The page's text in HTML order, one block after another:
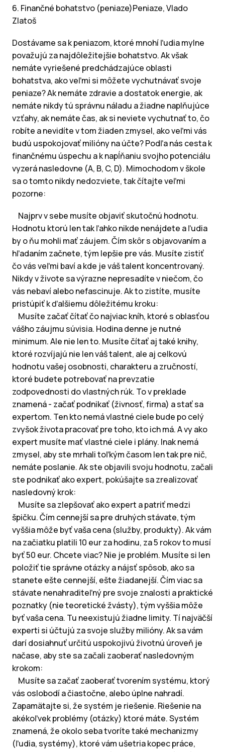
6. Finančné bohatstvo (peniaze)Peniaze, Vlado
Zlatoš
Dostávame sa k peniazom, ktoré mnohí ľudia mylne
považujú za najdôležitejšie bohatstvo. Ak však
nemáte vyriešené predchádzajúce oblasti
bohatstva, ako veľmi si môžete vychutnávať svoje
peniaze? Ak nemáte zdravie a dostatok energie, ak
nemáte nikdy tú správnu náladu a žiadne naplňujúce
vzťahy, ak nemáte čas, ak si neviete vychutnať to, čo
robíte a nevidíte v tom žiaden zmysel, ako veľmi vás
budú uspokojovať milióny na účte? Podľa nás cesta k
finančnému úspechu a k napĺňaniu svojho potenciálu
vyzerá nasledovne (A, B, C, D). Mimochodom v škole
sa o tomto nikdy nedozviete, tak čítajte veľmi
pozorne:
Najprv v sebe musíte objaviť skutočnú hodnotu.
Hodnotu ktorú len tak ľahko nikde nenájdete a ľudia
by o ňu mohli mať záujem. Čím skôr s objavovaním a
hľadaním začnete, tým lepšie pre vás. Musíte zistiť
čo vás veľmi baví a kde je váš talent koncentrovaný.
Nikdy v živote sa výrazne nepresadíte v niečom, čo
vás nebaví alebo nefascinuje. Ak to zistíte, musíte
pristúpiť k ďalšiemu dôležitému kroku:
Musíte začať čítať čo najviac kníh, ktoré s oblasťou
vášho záujmu súvisia. Hodina denne je nutné
minimum. Ale nie len to. Musíte čítať aj také knihy,
ktoré rozvíjajú nie len váš talent, ale aj celkovú
hodnotu vašej osobnosti, charakteru a zručností,
ktoré budete potrebovať na prevzatie
zodpovednosti do vlastných rúk. To v preklade
znamená - začať podnikať (živnosť, firma) a stať sa
expertom. Ten kto nemá vlastné ciele bude po celý
zvyšok života pracovať pre toho, kto ich má. A vy ako
expert musíte mať vlastné ciele i plány. Inak nemá
zmysel, aby ste mrhali toľkým časom len tak pre nič,
nemáte poslanie. Ak ste objavili svoju hodnotu, začali
ste podnikať ako expert, pokúšajte sa zrealizovať
nasledovný krok:
Musíte sa zlepšovať ako expert a patriť medzi
špičku. Čím cennejší sa pre druhých stávate, tým
vyššia môže byť vaša cena (služby, produkty). Ak vám
na začiatku platili 10 eur za hodinu, za 5 rokov to musí
byť 50 eur. Chcete viac? Nie je problém. Musíte si len
položiť tie správne otázky a nájsť spôsob, ako sa
stanete ešte cennejší, ešte žiadanejší. Čím viac sa
stávate nenahraditeľný pre svoje znalosti a praktické
poznatky (nie teoretické žvásty), tým vyššia môže
byť vaša cena. Tu neexistujú žiadne limity. Tí najväčší
experti si účtujú za svoje služby milióny. Ak sa vám
darí dosiahnuť určitú uspokojivú životnú úroveň je
načase, aby ste sa začali zaoberať nasledovným
krokom:
Musíte sa začať zaoberať tvorením systému, ktorý
vás oslobodí a čiastočne, alebo úplne nahradí.
Zapamätajte si, že systém je riešenie. Riešenie na
akékoľvek problémy (otázky) ktoré máte. Systém
znamená, že okolo seba tvoríte také mechanizmy
(ľudia, systémy), ktoré vám ušetria kopec práce,